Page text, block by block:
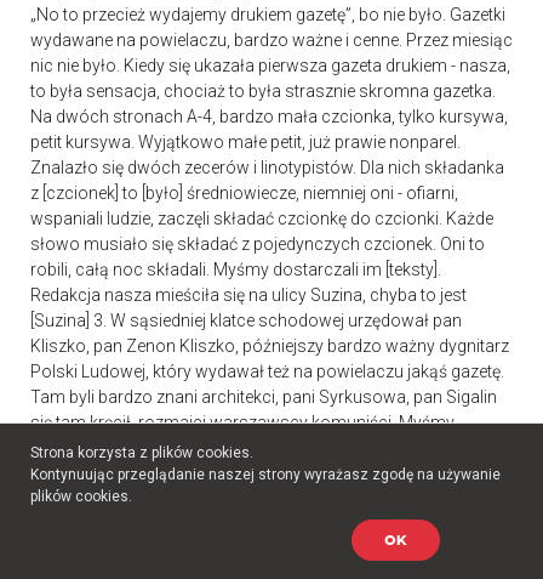
„No to przecież wydajemy drukiem gazetę”, bo nie było. Gazetki
wydawane na powielaczu, bardzo ważne i cenne. Przez miesiąc
nic nie było. Kiedy się ukazała pierwsza gazeta drukiem - nasza,
to była sensacja, chociaż to była strasznie skromna gazetka.
Na dwóch stronach A-4, bardzo mała czcionka, tylko kursywa,
petit kursywa. Wyjątkowo małe petit, już prawie nonparel.
Znalazło się dwóch zecerów i linotypistów. Dla nich składanka
z [czcionek] to [było] średniowiecze, niemniej oni - ofiarni,
wspaniali ludzie, zaczęli składać czcionkę do czcionki. Każde
słowo musiało się składać z pojedynczych czcionek. Oni to
robili, całą noc składali. Myśmy dostarczali im [teksty].
Redakcja nasza mieściła się na ulicy Suzina, chyba to jest
[Suzina] 3. W sąsiedniej klatce schodowej urzędował pan
Kliszko, pan Zenon Kliszko, późniejszy bardzo ważny dygnitarz
Polski Ludowej, który wydawał też na powielaczu jakąś gazetę.
Tam byli bardzo znani architekci, pani Syrkusowa, pan Sigalin
się tam kręcił, rozmaici warszawscy komuniści. Myśmy
urzędowali w sąsiedniej klatce. Mieliśmy tam jakieś kontakty, ale
bardzo oziębłe. Myśmy tam drukowali, na parterze, to trwało
przez cały miesiąc. Wydaliśmy tego sporo. Trochę numerów
ocalało, bardzo mało. Mnie ukradziono wszystkie. Nie mam ani
jednego. Tylko to, co mam, to jedynie w książkach są odbitki.
Strona korzysta z plików cookies.
Kontynuując przeglądanie naszej strony wyrażasz zgodę na używanie
plików cookies.
OK